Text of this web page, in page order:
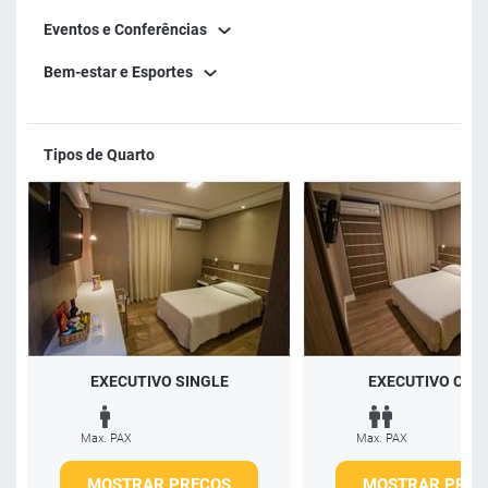
Eventos e Conferências
Bem-estar e Esportes
Tipos de Quarto
EXECUTIVO SINGLE
Max. PAX
EXECUTIVO
Max. PAX